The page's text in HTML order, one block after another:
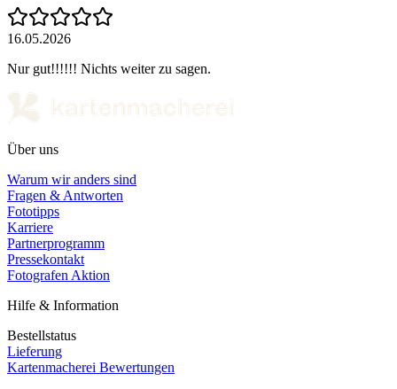
16.05.2026
Nur gut!!!!!! Nichts weiter zu sagen.
Über uns
Warum wir anders sind
Fragen & Antworten
Fototipps
Karriere
Partnerprogramm
Pressekontakt
Fotografen Aktion
Hilfe & Information
Bestellstatus
Lieferung
Kartenmacherei Bewertungen